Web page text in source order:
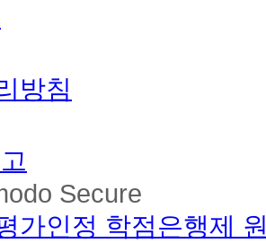
방침
Secure
가인정 학점은행제